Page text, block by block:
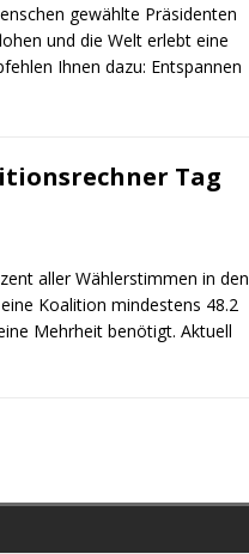
gewählte Präsidenten
und die Welt erlebt eine
Ihnen dazu: Entspannen
Tag
aller Wählerstimmen in den
Koalition mindestens 48.2
Mehrheit benötigt. Aktuell